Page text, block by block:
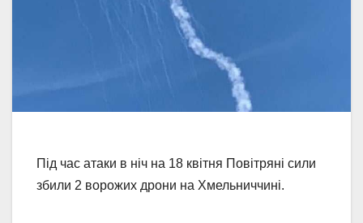
Під час атаки в ніч на 18 квітня Повітряні сили
збили 2 ворожих дрони на Хмельниччині.